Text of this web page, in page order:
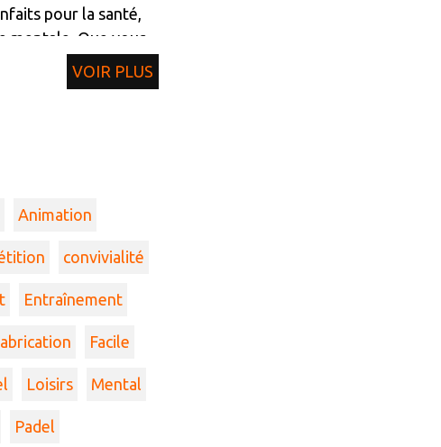
pour la santé,
mentale. Que vous
ou un joueur expé
VOIR PLUS
Animation
convivialité
Entraînement
Facile
Loisirs Mental
Padel